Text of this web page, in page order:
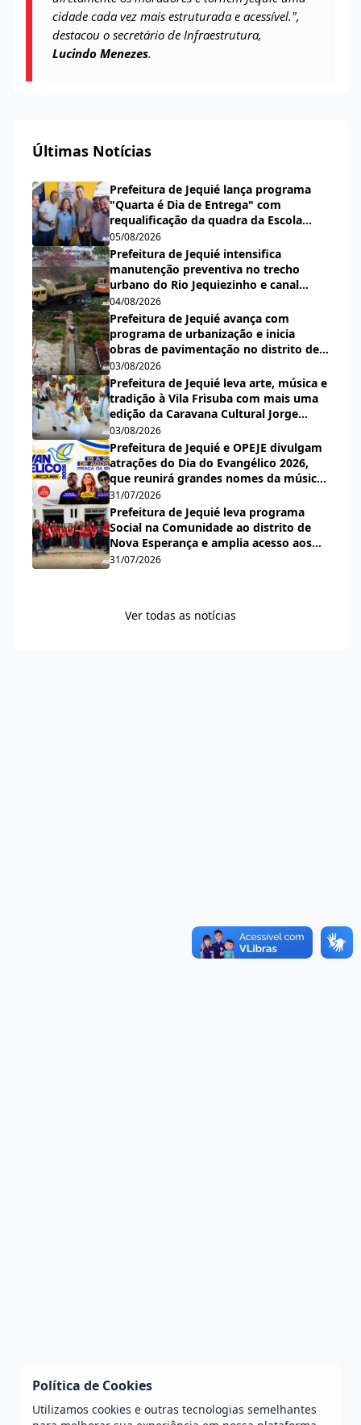
cidade cada vez mais estruturada e acessível.",
destacou o secretário de Infraestrutura,
Lucindo Menezes.
Últimas Notícias
Prefeitura de Jequié lança programa
"Quarta é Dia de Entrega" com
requalificação da quadra da Escola
Municipal Carlos Aguiar
05/08/2026
Prefeitura de Jequié intensifica
manutenção preventiva no trecho
urbano do Rio Jequiezinho e canal
pluvial do bairro Espírito Santo
04/08/2026
Prefeitura de Jequié avança com
programa de urbanização e inicia
obras de pavimentação no distrito de
Nova Esperança
03/08/2026
Prefeitura de Jequié leva arte, música e
tradição à Vila Frisuba com mais uma
edição da Caravana Cultural Jorge
Salomão
03/08/2026
Prefeitura de Jequié e OPEJE divulgam
atrações do Dia do Evangélico 2026,
que reunirá grandes nomes da música
gospel na Praça da Bíblia
31/07/2026
Prefeitura de Jequié leva programa
Social na Comunidade ao distrito de
Nova Esperança e amplia acesso aos
serviços públicos
31/07/2026
Ver todas as notícias
Política de Cookies
Utilizamos cookies e outras tecnologias semelhantes